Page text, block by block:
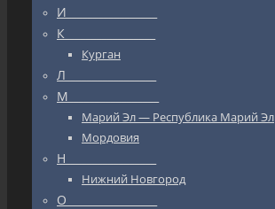
И_________________
К_________________
Курган
Л_________________
М_________________
Марий Эл — Республика Марий Эл
Мордовия
Н_________________
Нижний Новгород
О_________________